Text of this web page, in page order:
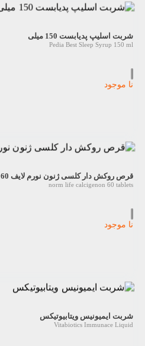
شربت اسلیپ پدیابست 150 میلی
Pedia Best Sleep Syrup 150 ml
نا موجود
قرص روکش دار کلسی ژنون نورم لایف 60 عدد
norm life calcigenon 60 tablets
نا موجود
شربت ایمیونیس ویتابیوتیکس
Vitabiotics Immunace Liquid